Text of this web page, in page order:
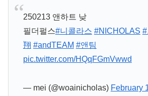
250213 앤하트 낮
필더펄스#니콜라스 #NICHOLAS
翔 #andTEAM #앤팀
pic.twitter.com/HQqFGmVwwd
— mei (@woainicholas) February